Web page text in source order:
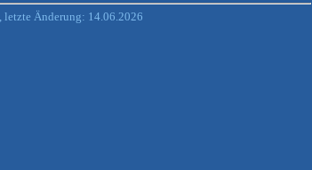
Änderung: 14.06.2026